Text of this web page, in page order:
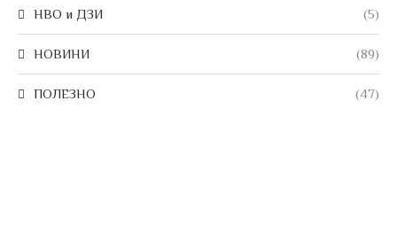
НВО и ДЗИ (5)
НОВИНИ (89)
ПОЛЕЗНО (47)